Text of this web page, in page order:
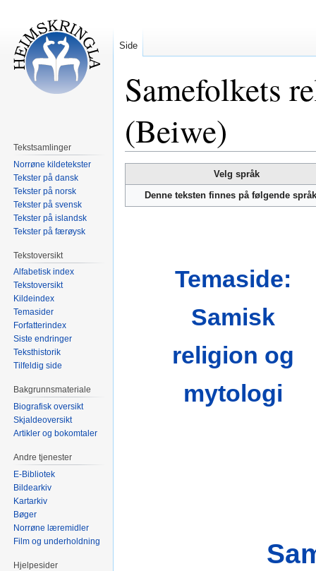
Samefolkets
(Beiwe)
til
navigering
til
Velg språk
Denne teksten finnes på følgende
Temaside:
Samisk
religion og
mytologi
Side
Tekstsamlinger
Norrøne kildetekster
Tekster på dansk
Tekster på norsk
Tekster på svensk
Tekster på islandsk
Tekster på færøysk
Tekstoversikt
Alfabetisk index
Tekstoversikt
Kildeindex
Temasider
Forfatterindex
Siste endringer
Teksthistorik
Tilfeldig side
Bakgrunnsmateriale
Biografisk oversikt
Skjaldeoversikt
Artikler og bokomtaler
Andre tjenester
E-Bibliotek
Bildearkiv
Kartarkiv
Bøger
Norrøne læremidler
Film og underholdning
Hjelpesider